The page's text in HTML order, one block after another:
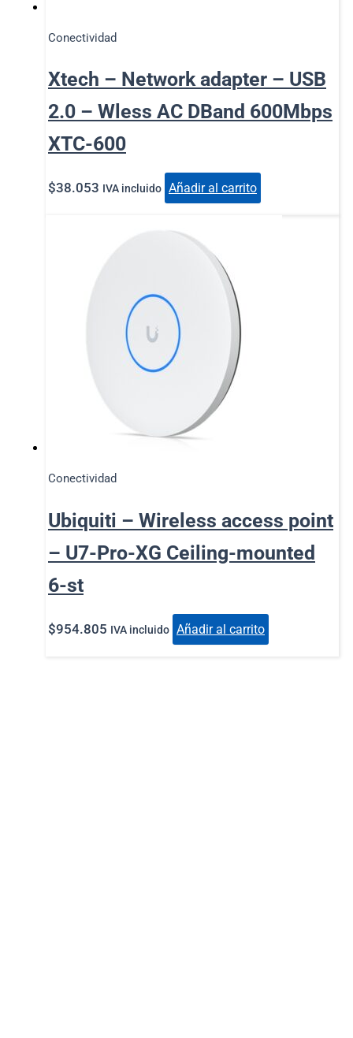
Conectividad
Xtech – Network adapter – USB
2.0 – Wless AC DBand 600Mbps
XTC-600
$38.053 IVA incluido Añadir al carrito
Conectividad
Ubiquiti – Wireless access point
– U7-Pro-XG Ceiling-mounted
6-st
$954.805 IVA incluido Añadir al carrito